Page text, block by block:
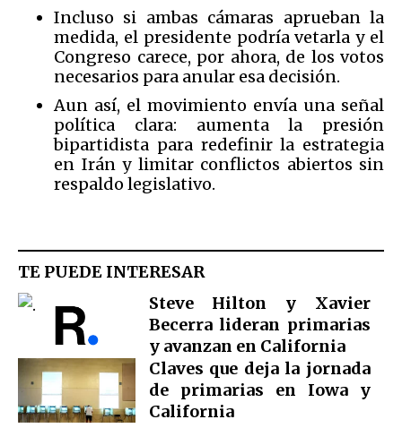
Incluso si ambas cámaras aprueban la
medida, el presidente podría vetarla y el
Congreso carece, por ahora, de los votos
necesarios para anular esa decisión.
Aun así, el movimiento envía una señal
política clara: aumenta la presión
bipartidista para redefinir la estrategia
en Irán y limitar conflictos abiertos sin
respaldo legislativo.
TE PUEDE INTERESAR
Steve Hilton y Xavier
Becerra lideran primarias
y avanzan en California
Claves que deja la jornada
de primarias en Iowa y
California